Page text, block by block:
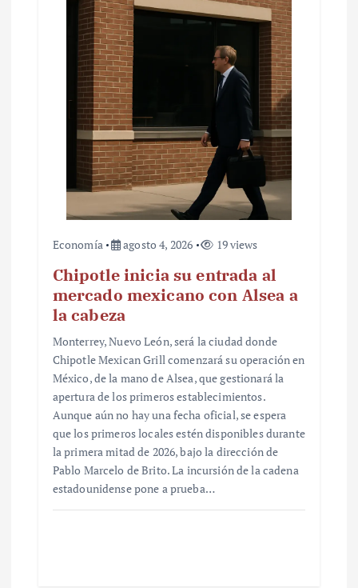
Economía agosto 4, 2026 19 views
Chipotle inicia su entrada al
mercado mexicano con Alsea a
la cabeza
Monterrey, Nuevo León, será la ciudad donde
Chipotle Mexican Grill comenzará su operación en
México, de la mano de Alsea, que gestionará la
apertura de los primeros establecimientos.
Aunque aún no hay una fecha oficial, se espera
que los primeros locales estén disponibles durante
la primera mitad de 2026, bajo la dirección de
Pablo Marcelo de Brito. La incursión de la cadena
estadounidense pone a prueba…